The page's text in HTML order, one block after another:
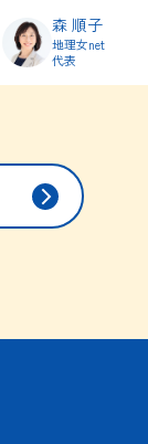
森 順子
地理女net
代表